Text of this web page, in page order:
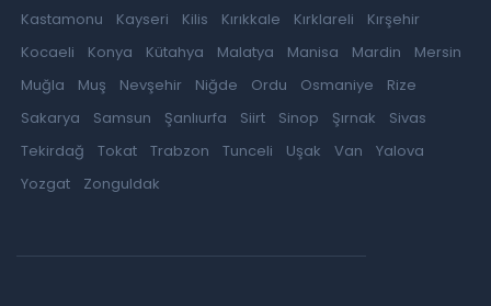
Kastamonu
Kayseri Kilis Kırıkkale Kırklareli
Kırşehir
Kocaeli
Konya Kütahya Malatya Manisa Mardin
Mersin
Muğla
Muş Nevşehir Niğde Ordu Osmaniye
Rize
Sakarya
Samsun Şanlıurfa Siirt Sinop Şırnak
Sivas
Tekirdağ
Tokat Trabzon Tunceli Uşak Van
Yalova
Yozgat
Zonguldak